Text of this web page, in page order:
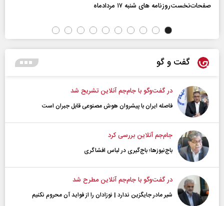
صفحات‌نخست‌روزنامه ها‌ی شنبه ۱۷ مردادماه
گفت و گو
در گفت‌و‌گو با جام‌جم آنلاین تشریح شد
فاصله ایران با پیشرو‌ان هوش مصنوعی قابل جبران است
جام‌جم آنلاین بررسی کرد
باج‌نیوزها؛ باج‌گیری در لباس افشاگری
در گفت‌و‌گو با جام‌جم آنلاین مطرح شد
شیر مادر جایگزین ندارد | نوزادان را از فواید آن محروم نکنیم